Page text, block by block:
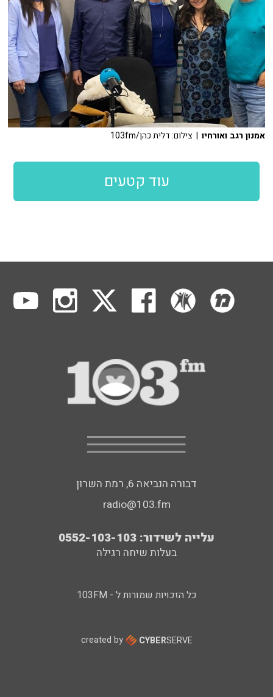
אמנון רגב ואורחיו | צילום: דלית כהן/103fm
עוד קטעים
דבורה הנביאה 6, רמת השרון
radio@103.fm
עלייה לשידור: 0552-103-103
בעלות שיחה רגילה
כל הזכויות שמורות ל - 103FM
created by CYBERSERVE